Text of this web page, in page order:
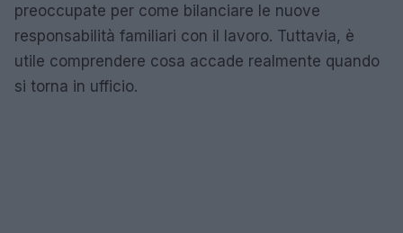
preoccupate per come bilanciare le nuove
responsabilità familiari con il lavoro. Tuttavia, è
utile comprendere cosa accade realmente quando
si torna in ufficio.